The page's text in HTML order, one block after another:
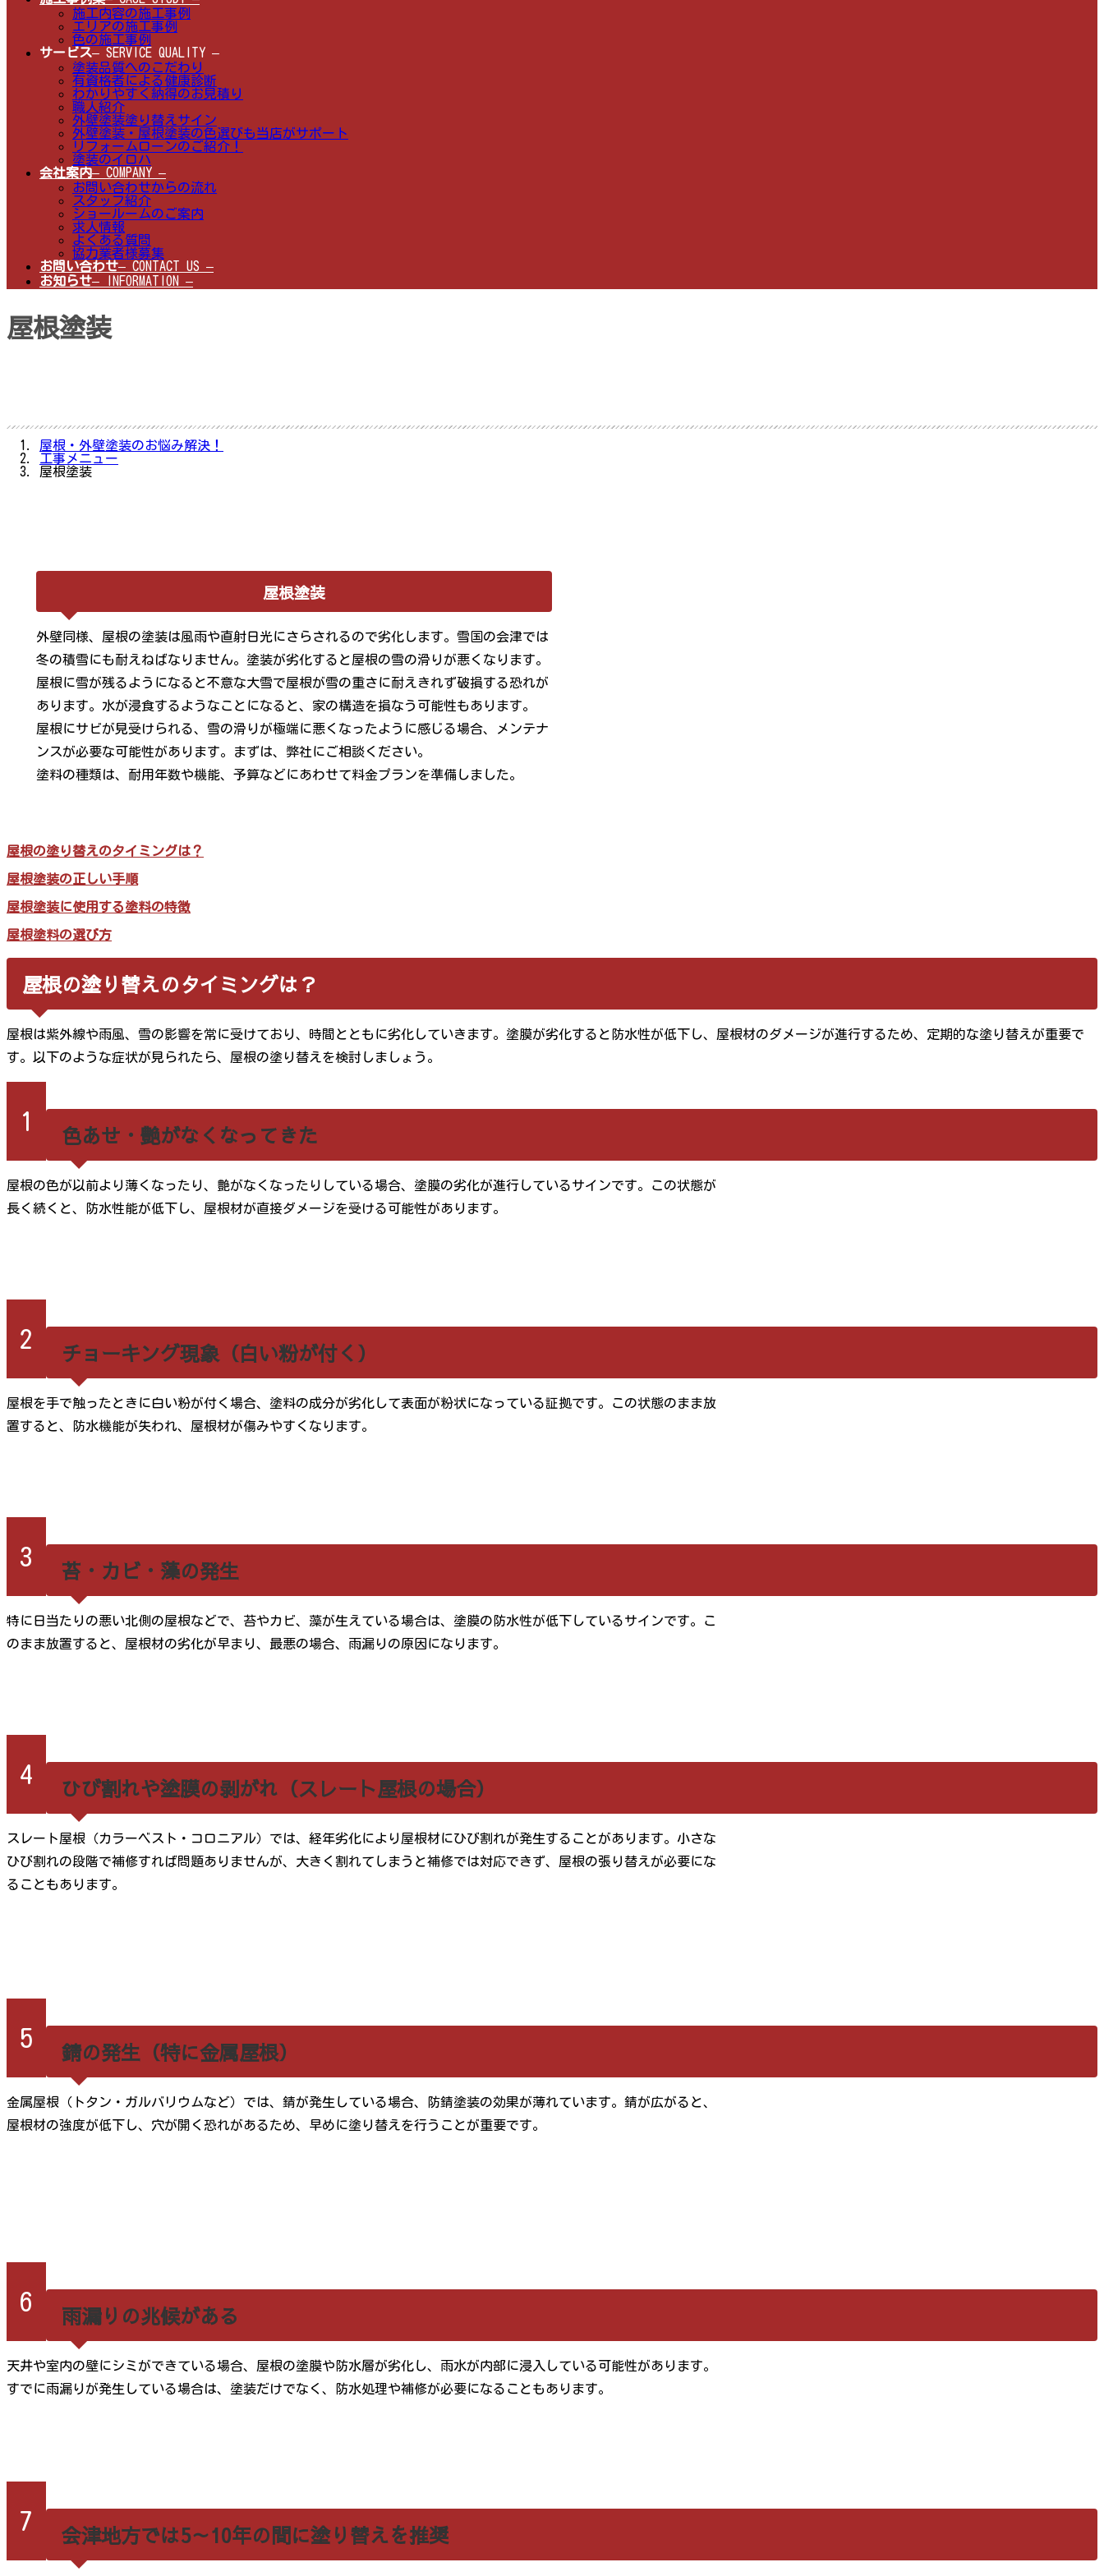
施工内容の施工事例
エリアの施工事例
色の施工事例
サービス– SERVICE QUALITY –
塗装品質へのこだわり
有資格者による健康診断
わかりやすく納得のお見積り
職人紹介
外壁塗装塗り替えサイン
外壁塗装・屋根塗装の色選びも当店がサポート
リフォームローンのご紹介！
塗装のイロハ
会社案内– COMPANY –
お問い合わせからの流れ
スタッフ紹介
ショールームのご案内
求人情報
よくある質問
協力業者様募集
お問い合わせ– CONTACT US –
お知らせ– INFORMATION –
屋根塗装
屋根・外壁塗装のお悩み解決！
工事メニュー
屋根塗装
屋根塗装
外壁同様、屋根の塗装は風雨や直射日光にさらされるので劣化します。雪国の会津では
冬の積雪にも耐えねばなりません。塗装が劣化すると屋根の雪の滑りが悪くなります。
屋根に雪が残るようになると不意な大雪で屋根が雪の重さに耐えきれず破損する恐れが
あります。水が浸食するようなことになると、家の構造を損なう可能性もあります。
屋根にサビが見受けられる、雪の滑りが極端に悪くなったように感じる場合、メンテナ
ンスが必要な可能性があります。まずは、弊社にご相談ください。
塗料の種類は、耐用年数や機能、予算などにあわせて料金プランを準備しました。
屋根の塗り替えのタイミングは？
屋根塗装の正しい手順
屋根塗装に使用する塗料の特徴
屋根塗料の選び方
屋根の塗り替えのタイミングは？
屋根は紫外線や雨風、雪の影響を常に受けており、時間とともに劣化していきます。塗膜が劣化すると防水性が低下し、屋根材のダメージが進行するため、定期的な塗り替えが重要で
す。以下のような症状が見られたら、屋根の塗り替えを検討しましょう。
1 色あせ・艶がなくなってきた
屋根の色が以前より薄くなったり、艶がなくなったりしている場合、塗膜の劣化が進行しているサインです。この状態が
長く続くと、防水性能が低下し、屋根材が直接ダメージを受ける可能性があります。
2 チョーキング現象（白い粉が付く）
屋根を手で触ったときに白い粉が付く場合、塗料の成分が劣化して表面が粉状になっている証拠です。この状態のまま放
置すると、防水機能が失われ、屋根材が傷みやすくなります。
3 苔・カビ・藻の発生
特に日当たりの悪い北側の屋根などで、苔やカビ、藻が生えている場合は、塗膜の防水性が低下しているサインです。こ
のまま放置すると、屋根材の劣化が早まり、最悪の場合、雨漏りの原因になります。
4 ひび割れや塗膜の剥がれ（スレート屋根の場合）
スレート屋根（カラーベスト・コロニアル）では、経年劣化により屋根材にひび割れが発生することがあります。小さな
ひび割れの段階で補修すれば問題ありませんが、大きく割れてしまうと補修では対応できず、屋根の張り替えが必要にな
ることもあります。
5 錆の発生（特に金属屋根）
金属屋根（トタン・ガルバリウムなど）では、錆が発生している場合、防錆塗装の効果が薄れています。錆が広がると、
屋根材の強度が低下し、穴が開く恐れがあるため、早めに塗り替えを行うことが重要です。
6 雨漏りの兆候がある
天井や室内の壁にシミができている場合、屋根の塗膜や防水層が劣化し、雨水が内部に浸入している可能性があります。
すでに雨漏りが発生している場合は、塗装だけでなく、防水処理や補修が必要になることもあります。
7 会津地方では5～10年の間に塗り替えを推奨